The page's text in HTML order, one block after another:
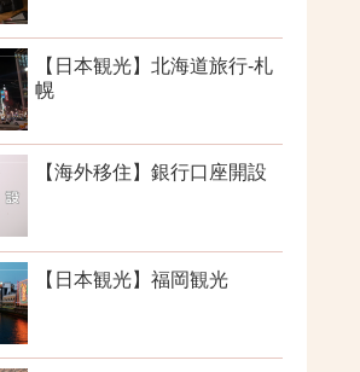
【日本観光】北海道旅行-札
幌
【海外移住】銀行口座開設
【日本観光】福岡観光